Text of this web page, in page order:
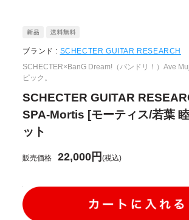
ブランド : SCHECTER GUITAR RESEARCH
SCHECTER×BanG Dream!（バンドリ！）Ave
ピック。
SCHECTER GUITAR
SPA-Mortis [モーティス/若葉
ット
販売価格 22,000円(税込)